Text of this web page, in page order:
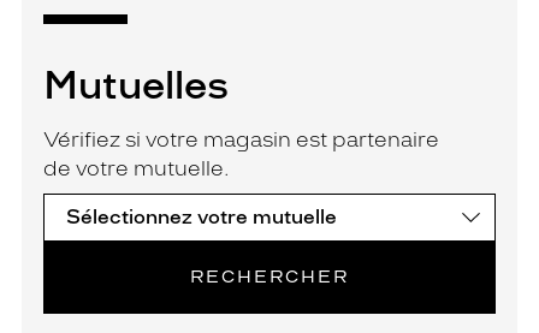
Mutuelles
Vérifiez si votre magasin est partenaire
de votre mutuelle.
RECHERCHER